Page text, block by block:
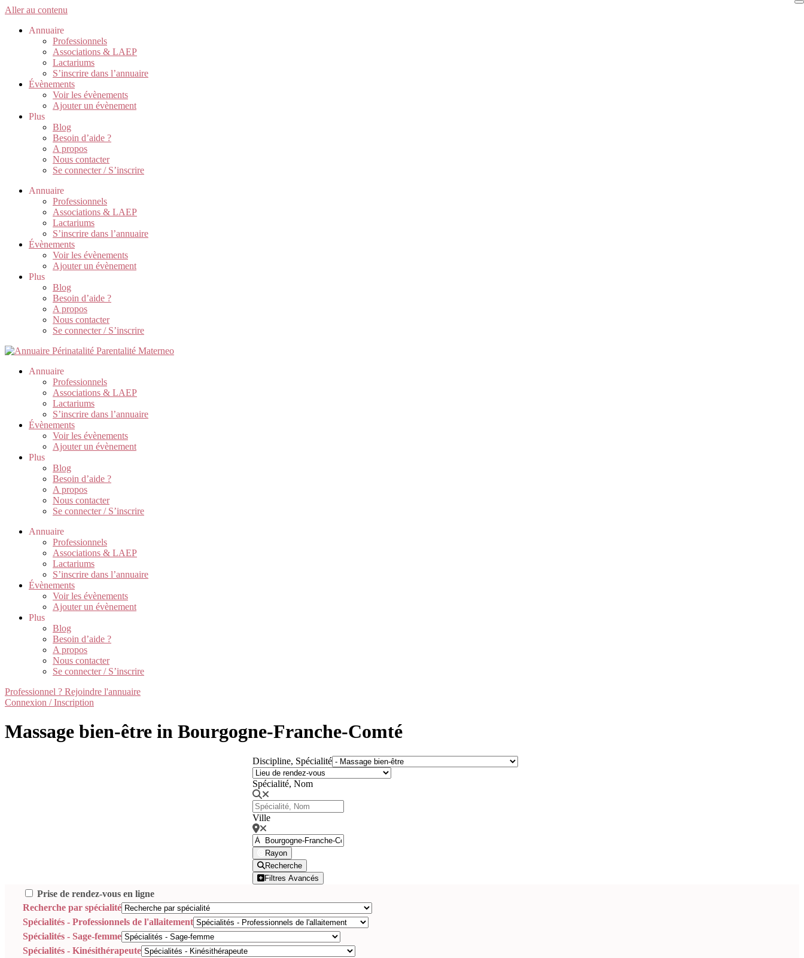
Aller au contenu
Annuaire
Professionnels
Associations & LAEP
Lactariums
S’inscrire dans l’annuaire
Évènements
Voir les évènements
Ajouter un évènement
Plus
Blog
Besoin d’aide ?
A propos
Nous contacter
Se connecter / S’inscrire
Annuaire
Professionnels
Associations & LAEP
Lactariums
S’inscrire dans l’annuaire
Évènements
Voir les évènements
Ajouter un évènement
Plus
Blog
Besoin d’aide ?
A propos
Nous contacter
Se connecter / S’inscrire
Annuaire
Professionnels
Associations & LAEP
Lactariums
S’inscrire dans l’annuaire
Évènements
Voir les évènements
Ajouter un évènement
Plus
Blog
Besoin d’aide ?
A propos
Nous contacter
Se connecter / S’inscrire
Annuaire
Professionnels
Associations & LAEP
Lactariums
S’inscrire dans l’annuaire
Évènements
Voir les évènements
Ajouter un évènement
Plus
Blog
Besoin d’aide ?
A propos
Nous contacter
Se connecter / S’inscrire
Professionnel ? Rejoindre l'annuaire
Connexion / Inscription
Massage bien-être in Bourgogne-Franche-Comté
Discipline, Spécialité
Spécialité, Nom
Ville
Rayon
Recherche
Filtres Avancés
Prise de rendez-vous en ligne
Recherche par spécialité
Spécialités - Professionnels de l'allaitement
Spécialités - Sage-femme
Spécialités - Kinésithérapeute